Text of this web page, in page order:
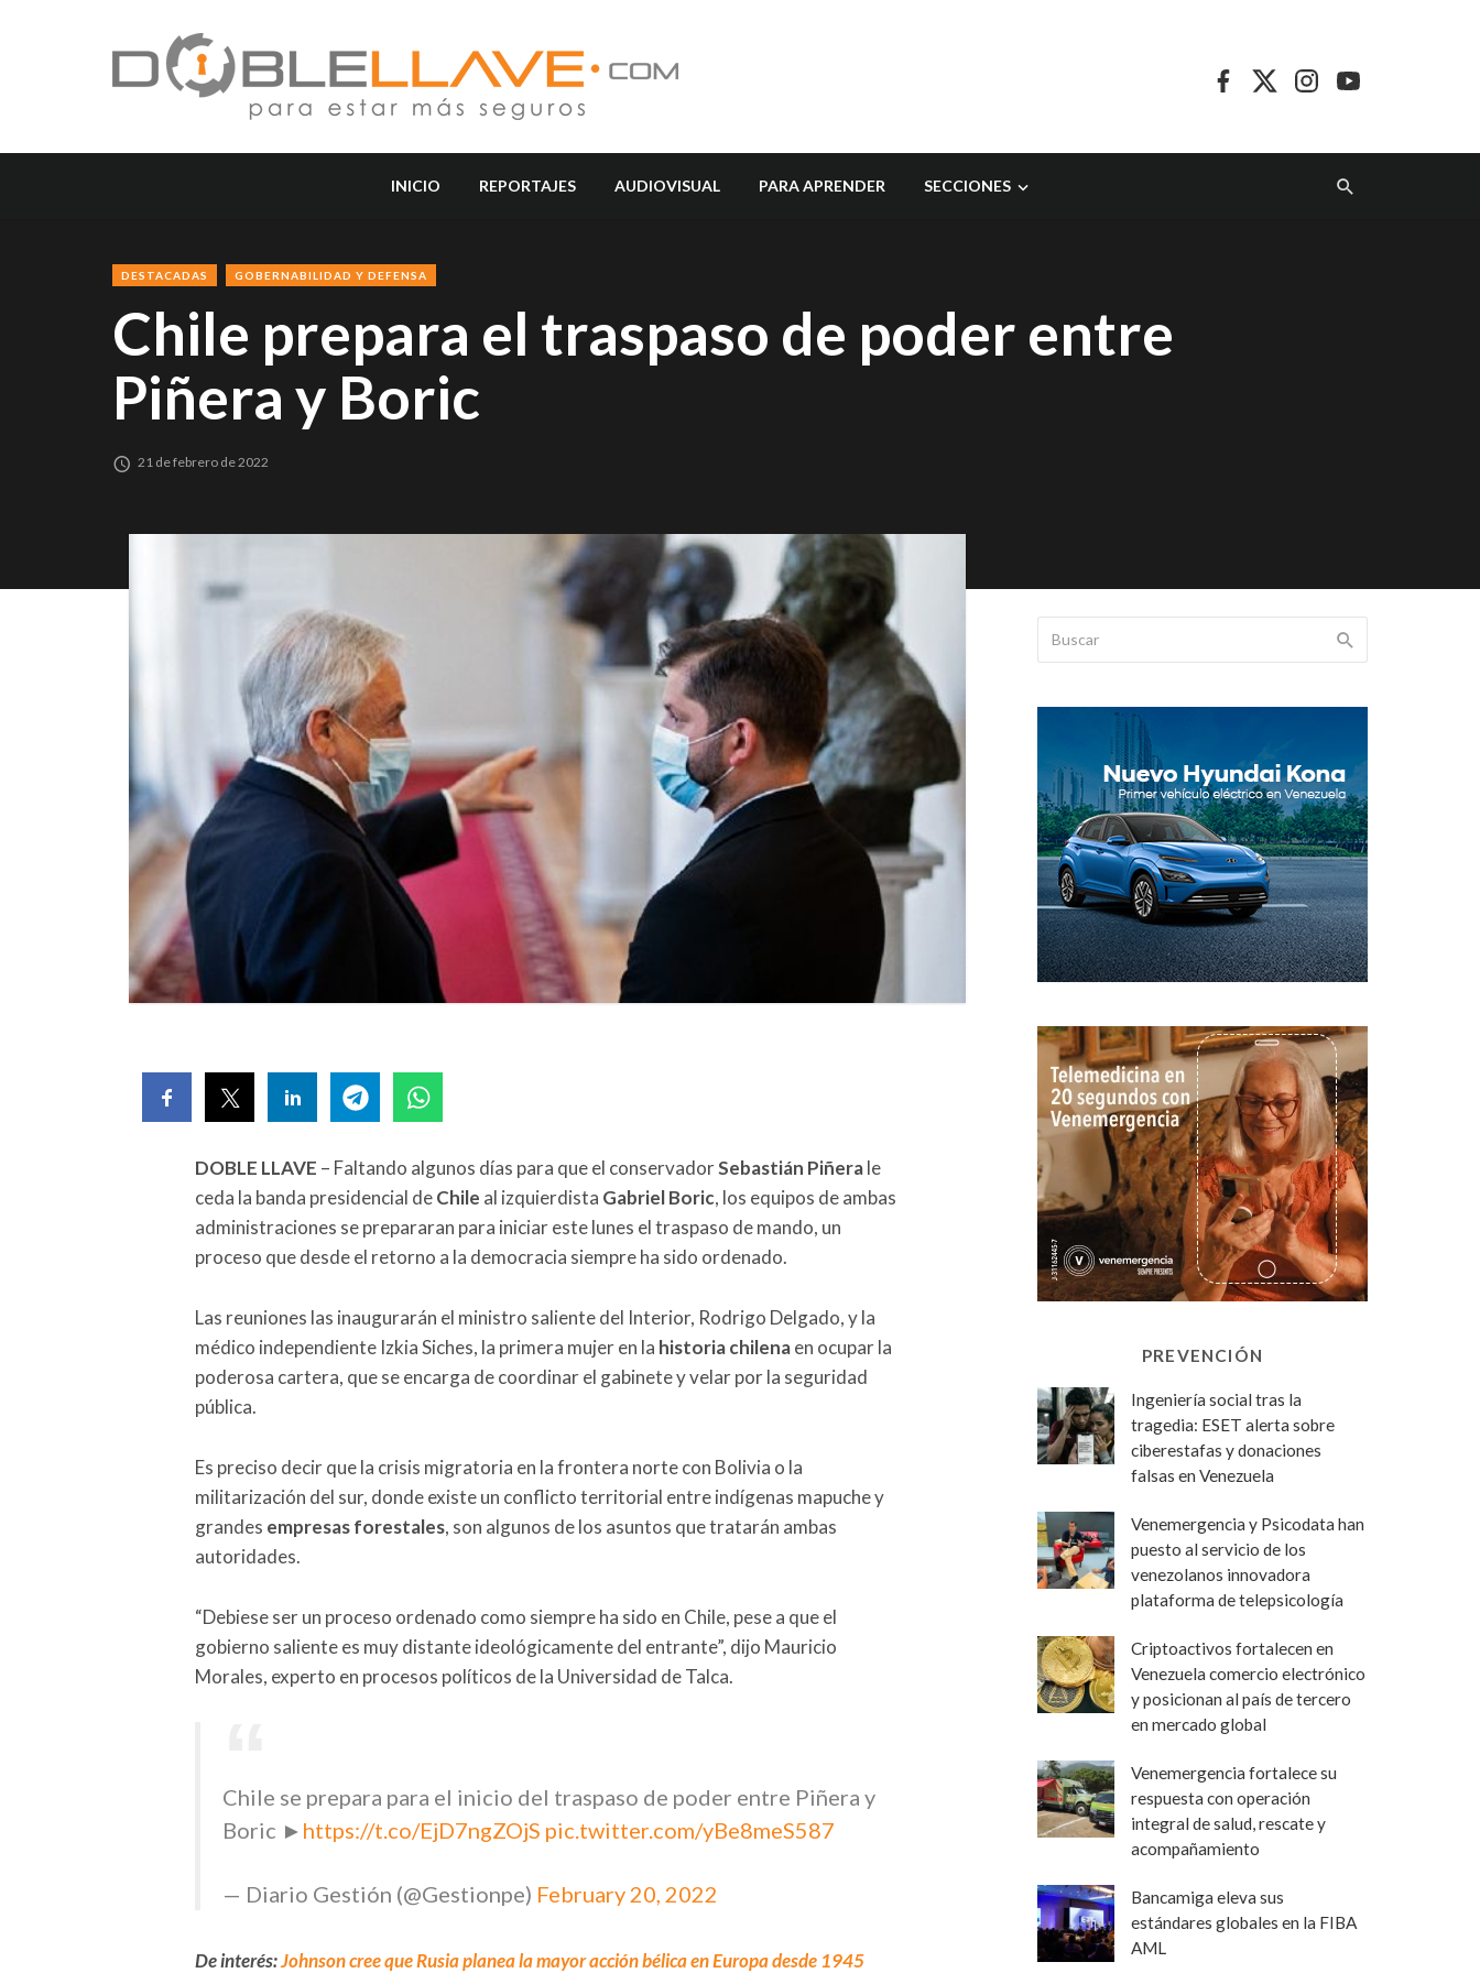
INICIO REPORTAJES AUDIOVISUAL PARA APRENDER SECCIONES
DESTACADAS GOBERNABILIDAD Y DEFENSA
Chile prepara el traspaso de poder entre
Piñera y Boric
21 de febrero de 2022
DOBLE LLAVE – Faltando algunos días para que el conservadorSebastián Piñerale
ceda la banda presidencial deChile al izquierdista Gabriel Boric, los equipos de ambas
administraciones se prepararan para iniciar este lunes el traspaso de mando, un
proceso que desde el retorno a la democracia siempre ha sido ordenado.
Las reuniones las inaugurarán el ministro saliente del Interior, Rodrigo Delgado, y la
médico independiente Izkia Siches, la primera mujer en la historia chilenaen ocupar la
poderosa cartera, que se encarga de coordinar el gabinete y velar por la seguridad
pública.
Es preciso decir que la crisis migratoria en la frontera norte con Bolivia o la
militarización del sur, donde existe un conflicto territorial entre indígenas mapuche y
grandes empresas forestales, son algunos de los asuntos que tratarán ambas
autoridades.
“Debiese ser un proceso ordenado como siempre ha sido en Chile, pese a que el
gobierno saliente es muy distante ideológicamente del entrante”, dijo Mauricio
Morales, experto en procesos políticos de la Universidad de Talca.
Chile se prepara para el inicio del traspaso de poder entre Piñera y
Boric ► https://t.co/EjD7ngZOjS pic.twitter.com/yBe8meS587
— Diario Gestión (@Gestionpe) February 20, 2022
De interés:Johnson cree que Rusia planea la mayor acción bélica en Europa desde 1945
PREVENCIÓN
Ingeniería social tras la
tragedia: ESET alerta sobre
ciberestafas y donaciones
falsas en Venezuela
Venemergencia y Psicodata han
puesto al servicio de los
venezolanos innovadora
plataforma de telepsicología
Criptoactivos fortalecen en
Venezuela comercio electrónico
y posicionan al país de tercero
en mercado global
Venemergencia fortalece su
respuesta con operación
integral de salud, rescate y
acompañamiento
Bancamiga eleva sus
estándares globales en la FIBA
AML